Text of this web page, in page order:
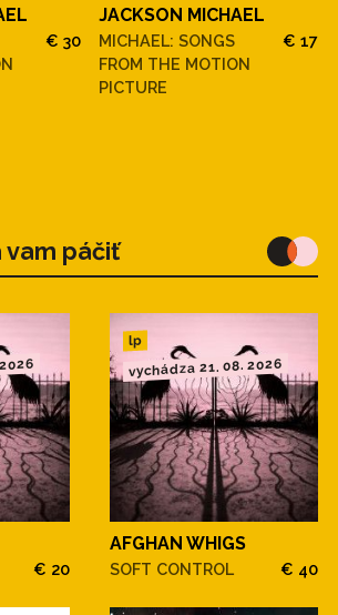
€ 30
JACKSON MICHAEL
MICHAEL: SONGS
FROM THE MOTION
PICTURE
€ 17
vam páčiť
€ 20
lp
vychádza 21. 08. 2026
AFGHAN WHIGS
SOFT CONTROL € 40